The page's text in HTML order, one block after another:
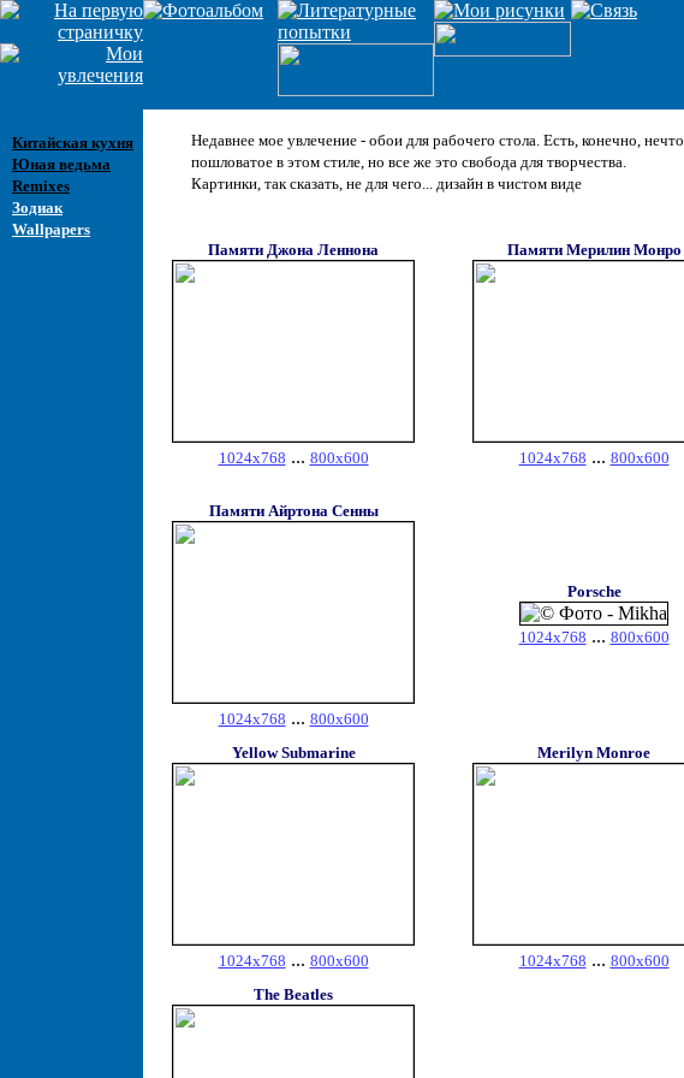
Китайская кухня
Юная ведьма
Remixes
Зодиак
Wallpapers
Недавнее мое увлечение - обои для рабочего стола. Есть, конечно, нечто
пошловатое в этом стиле, но все же это свобода для творчества.
Картинки, так сказать, не для чего... дизайн в чистом виде
Памяти Джона Леннона
1024x768 ... 800x600
Памяти Мерилин Монро
1024x768 ... 800x600
Памяти Айртона Сенны
1024x768 ... 800x600
Porsche
1024x768 ... 800x600
Yellow Submarine
1024x768 ... 800x600
Merilyn Monroe
1024x768 ... 800x600
The Beatles